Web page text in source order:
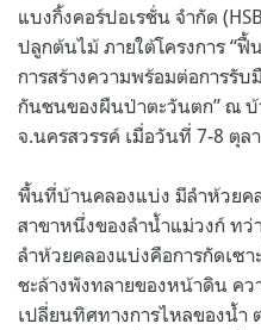
แบงกิ้งคอร์ปอเรชั่น จำกัด
ปลูกต้นไม้ ภายใต้โครงการ “
การสร้างความพร้อมต่อการรั
กันชนของผืนป่าตะวันตก” ณ
จ.นครสวรรค์ เมื่อวันที่ 7-8 ตุล
พื้นที่บ้านคลองแบ่ง มีลำห้วยค
สาขาหนึ่งของลำน้ำแม่วงก์ ท
ลำห้วยคลองแบ่งคือการกัดเซ
ชะล้างพังทลายของหน้าดิน ค
เปลี่ยนทิศทางการไหลของน้ำ